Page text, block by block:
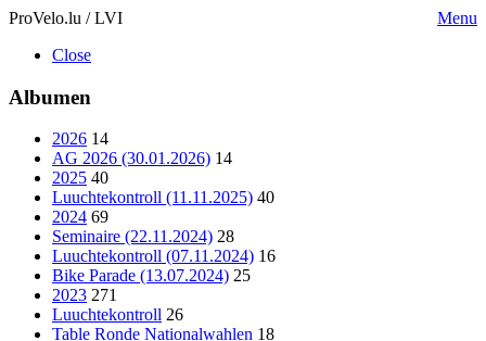
ProVelo.lu / LVI
Menu
Close
Albumen
2026 14
AG 2026 (30.01.2026) 14
2025 40
Luuchtekontroll (11.11.2025) 40
2024 69
Seminaire (22.11.2024) 28
Luuchtekontroll (07.11.2024) 16
Bike Parade (13.07.2024) 25
2023 271
Luuchtekontroll 26
Table Ronde Nationalwahlen 18